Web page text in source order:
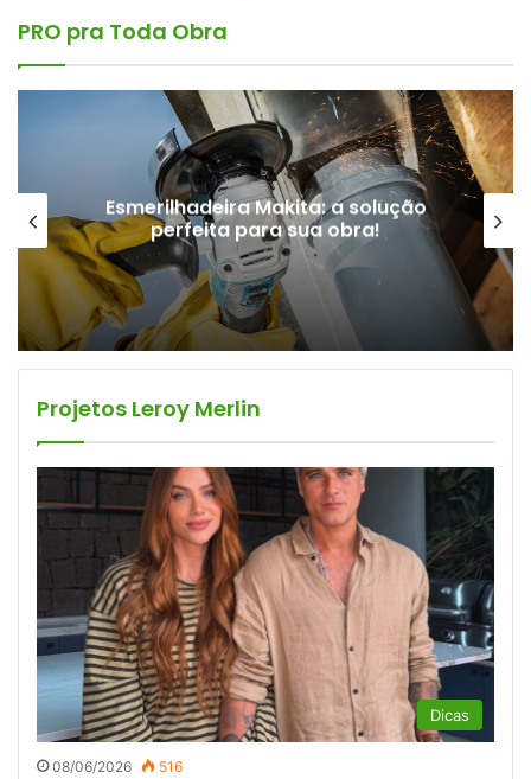
PRO pra Toda Obra
Esmerilhadeira Makita: a solução
perfeita para sua obra!
Projetos Leroy Merlin
Dicas
08/06/2026 516